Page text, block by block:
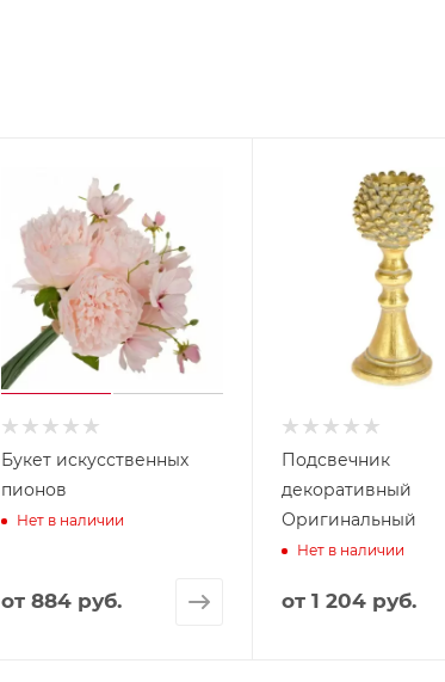
Букет искусственных
пионов
Нет в наличии
от884 руб.
Подсвечник
декоративный
Оригинальный
Нет в наличии
от 1 204 руб.